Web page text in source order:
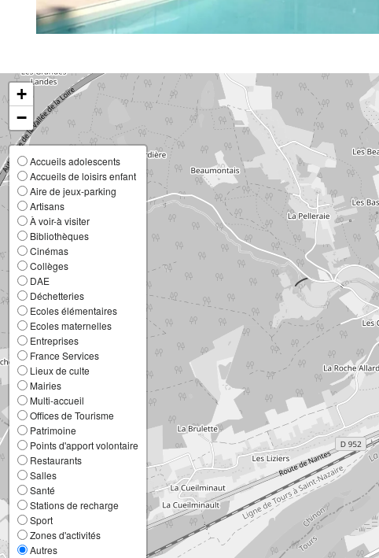
+
−
Accueils adolescents
Accueils de loisirs enfant
Aire de jeux-parking
Artisans
À voir-à visiter
Bibliothèques
Cinémas
Collèges
DAE
Déchetteries
Ecoles élémentaires
Ecoles maternelles
Entreprises
France Services
Lieux de culte
Mairies
Multi-accueil
Offices de Tourisme
Patrimoine
Points d'apport volontaire
Restaurants
Salles
Santé
Stations de recharge
Sport
Zones d'activités
Autres